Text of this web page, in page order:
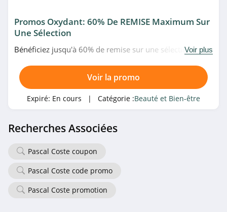
4.8
4.1
Promos Oxydant: 60% De REMISE Maximum Sur
Une Sélection
Bénéficiez jusqu'à 60% de remise sur une sélectionVoir plus
Voir la promo
Expiré: En cours | Catégorie :Beauté et Bien-être
Recherches Associées
Pascal Coste coupon
Pascal Coste code promo
Pascal Coste promotion